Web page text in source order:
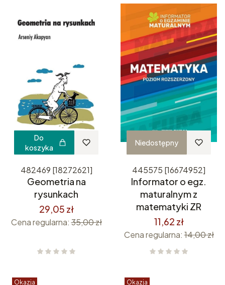
Do
koszyka
482469 [18272621]
Geometria na
rysunkach
29,05 zł
Cena regularna: 35,00 zł
Niedostępny
445575 [16674952]
Informator o egz.
maturalnym z
matematyki ZR
11,62 zł
Cena regularna: 14,00 zł
Okazja Okazja